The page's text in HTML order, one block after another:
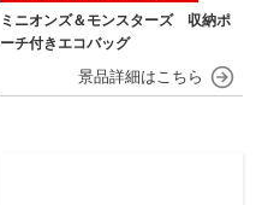
ミニオンズ＆モンスターズ 収納ポ
ーチ付きエコバッグ